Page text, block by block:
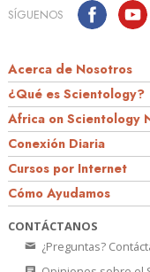
SÍGUENOS
Acerca de Nosotros
¿Qué es Scientology?
Africa on Scientology
Conexión Diaria
Cursos por Internet
Cómo Ayudamos
CONTÁCTANOS
¿Preguntas?